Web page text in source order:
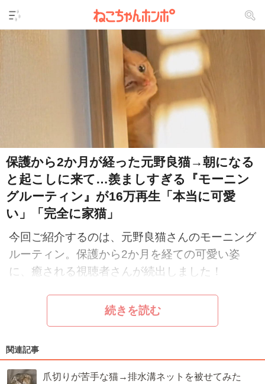
保護から2か月が経った元野良猫→朝になる
と起こしに来て…羨ましすぎる『モーニン
グルーティン』が16万再生「本当に可愛
い」「完全に家猫」
今回ご紹介するのは、元野良猫さんのモーニング
ルーティン。保護から2か月を経ての可愛い姿
に、癒される視聴者さんが続出しました！
続きを読む
関連記事
爪切りが苦手な猫→排水溝ネットを被せてみた